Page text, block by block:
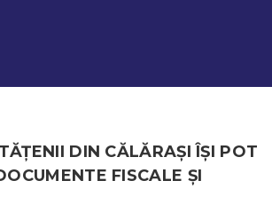
DIN CĂLĂRAŞI ÎŞI POT
FISCALE ŞI